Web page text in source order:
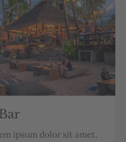
ipsum dolor sit amet,